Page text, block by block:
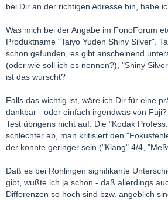
bei Dir an der richtigen Adresse bin, habe
Was mich bei der Angabe im FonoForum
Produktname "Taiyo Yuden Shiny Silver".
schon gefunden, es gibt anscheinend
(oder wie soll ich es nennen?), "Shiny
ist das wurscht?
Falls das wichtig ist, wäre ich Dir für eine
dankbar - oder einfach irgendwas von
Test übrigens nicht auf. Die "Kodak
schlechter ab, man kritisiert den
der könnte geringer sein ("Klang" 4/4,
Daß es bei Rohlingen signifikante
gibt, wußte ich ja schon - daß allerdings
Differenzen so hoch sind bzw. angeblich